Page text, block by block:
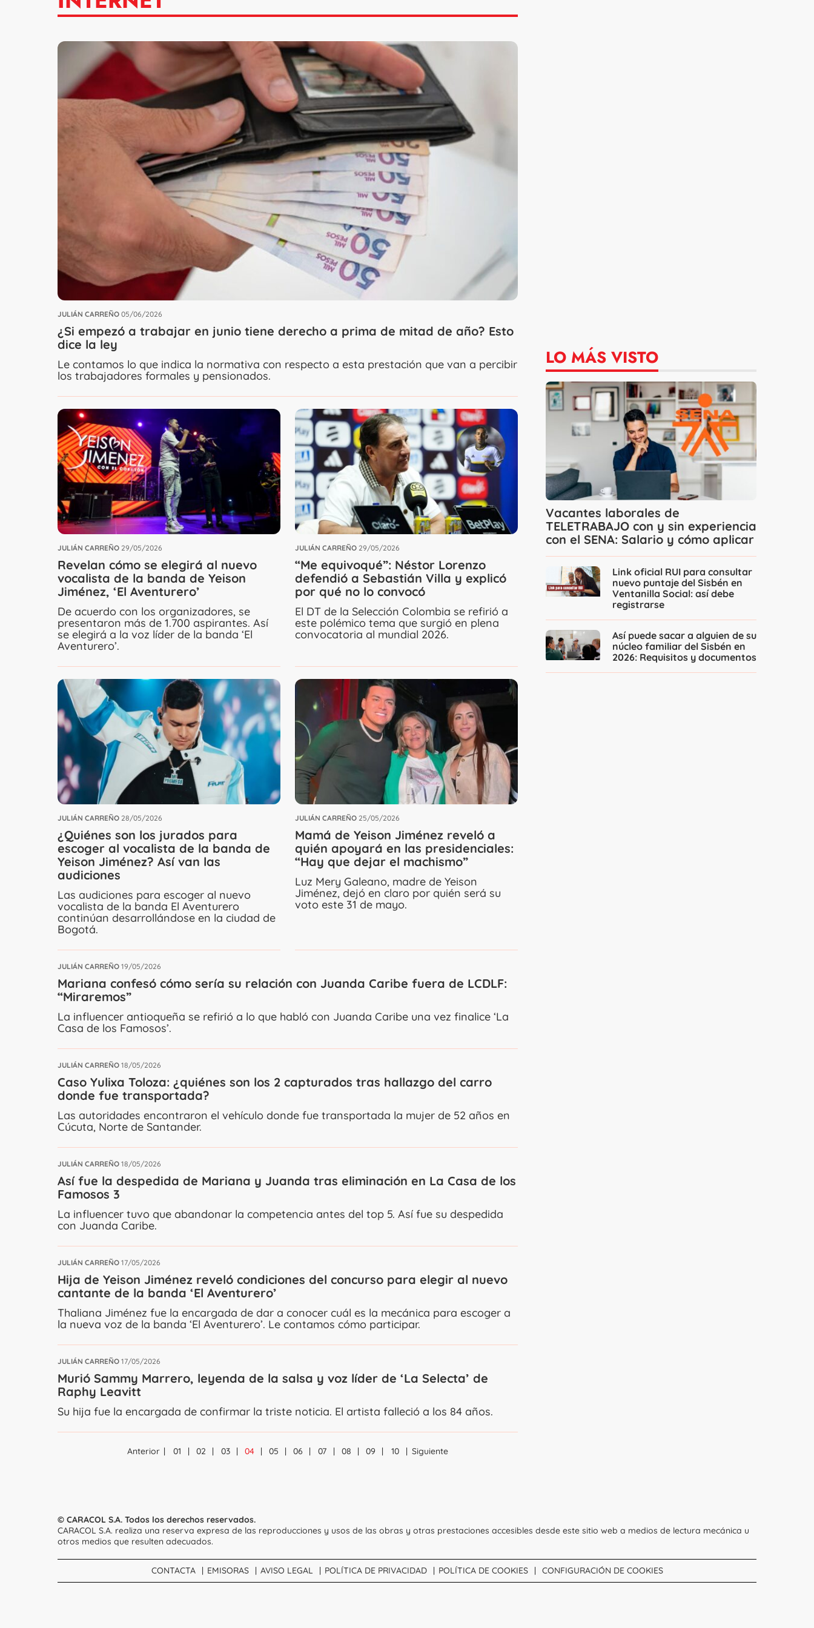
JULIÁN CARREÑO 05/06/2026
¿Si empezó a trabajar en junio tiene derecho a prima de mitad de año? Esto
dice la ley
Le contamos lo que indica la normativa con respecto a esta prestación que van a percibir
los trabajadores formales y pensionados.
JULIÁN CARREÑO 29/05/2026
Revelan cómo se elegirá al nuevo
vocalista de la banda de Yeison
Jiménez, ‘El Aventurero’
De acuerdo con los organizadores, se
presentaron más de 1.700 aspirantes. Así
se elegirá a la voz líder de la banda ‘El
Aventurero’.
JULIÁN CARREÑO 29/05/2026
“Me equivoqué”: Néstor Lorenzo
defendió a Sebastián Villa y explicó
por qué no lo convocó
El DT de la Selección Colombia se refirió a
este polémico tema que surgió en plena
convocatoria al mundial 2026.
JULIÁN CARREÑO 28/05/2026
¿Quiénes son los jurados para
escoger al vocalista de la banda de
Yeison Jiménez? Así van las
audiciones
Las audiciones para escoger al nuevo
vocalista de la banda El Aventurero
continúan desarrollándose en la ciudad de
Bogotá.
JULIÁN CARREÑO 25/05/2026
Mamá de Yeison Jiménez reveló a
quién apoyará en las presidenciales:
“Hay que dejar el machismo”
Luz Mery Galeano, madre de Yeison
Jiménez, dejó en claro por quién será su
voto este 31 de mayo.
JULIÁN CARREÑO 19/05/2026
Mariana confesó cómo sería su relación con Juanda Caribe fuera de LCDLF:
“Miraremos”
La influencer antioqueña se refirió a lo que habló con Juanda Caribe una vez finalice ‘La
Casa de los Famosos’.
JULIÁN CARREÑO 18/05/2026
Caso Yulixa Toloza: ¿quiénes son los 2 capturados tras hallazgo del carro
donde fue transportada?
Las autoridades encontraron el vehículo donde fue transportada la mujer de 52 años en
Cúcuta, Norte de Santander.
JULIÁN CARREÑO 18/05/2026
Así fue la despedida de Mariana y Juanda tras eliminación en La Casa de los
Famosos 3
La influencer tuvo que abandonar la competencia antes del top 5. Así fue su despedida
con Juanda Caribe.
JULIÁN CARREÑO 17/05/2026
Hija de Yeison Jiménez reveló condiciones del concurso para elegir al nuevo
cantante de la banda ‘El Aventurero’
Thaliana Jiménez fue la encargada de dar a conocer cuál es la mecánica para escoger a
la nueva voz de la banda ‘El Aventurero’. Le contamos cómo participar.
JULIÁN CARREÑO 17/05/2026
Murió Sammy Marrero, leyenda de la salsa y voz líder de ‘La Selecta’ de
Raphy Leavitt
Su hija fue la encargada de confirmar la triste noticia. El artista falleció a los 84 años.
Anterior 01 02 03 04 05 06 07 08 09 10 Siguiente
LO MÁS VISTO
Vacantes laborales de
TELETRABAJO con y sin experiencia
con el SENA: Salario y cómo aplicar
Link oficial RUI para consultar
nuevo puntaje del Sisbén en
Ventanilla Social: así debe
registrarse
Así puede sacar a alguien de su
núcleo familiar del Sisbén en
2026: Requisitos y documentos
© CARACOL S.A. Todos los derechos reservados.
CARACOL S.A. realiza una reserva expresa de las reproducciones y usos de las obras y otras prestaciones accesibles desde este sitio web a medios de lectura mecánica u
otros medios que resulten adecuados.
CONTACTA EMISORAS AVISO LEGAL POLÍTICA DE PRIVACIDAD POLÍTICA DE COOKIES CONFIGURACIÓN DE COOKIES